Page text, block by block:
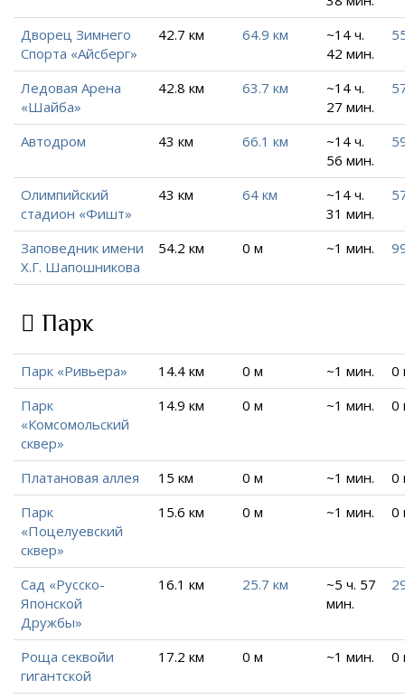
Дворец Зимнего
Спорта «Айсберг»
42.7 км 64.9 км
~14 ч.
42 мин.
Ледовая Арена
«Шайба»
42.8 км 63.7 км
~14 ч.
27 мин.
Автодром 43 км 66.1 км
~14 ч.
56 мин.
Олимпийский
стадион «Фишт»
43 км 64 км
~14 ч.
31 мин.
Заповедник имени
Х.Г. Шапошникова
54.2 км 0 м ~1 мин.
Парк
Парк «Ривьера» 14.4 км 0 м ~1 мин.
0
Парк
«Комсомольский
сквер»
14.9 км 0 м ~1 мин. 0
Платановая аллея 15 км 0 м ~1 мин.
0
Парк
«Поцелуевский
сквер»
15.6 км 0 м ~1 мин. 0
Сад «Русско-
Японской
Дружбы»
16.1 км 25.7 км
~5 ч. 57
мин.
Роща секвойи
гигантской
17.2 км 0 м ~1 мин. 0